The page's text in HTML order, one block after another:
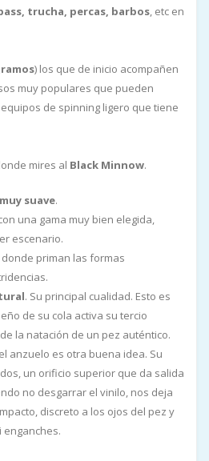
trucha, percas, barbos , etc en
) los que de inicio acompañen
muy populares que pueden
de spinning ligero que tiene
mires al Black Minnow.
suave.
una gama muy bien elegida,
escenario.
priman las formas
. Su principal cualidad. Esto es
de su cola activa su tercio
la natación de un pez auténtico.
anzuelo es otra buena idea. Su
un orificio superior que da salida
no desgarrar el vinilo, nos deja
discreto a los ojos del pez y
enganches.